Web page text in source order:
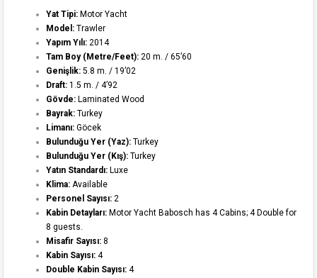
Yat Tipi: Motor Yacht
Model: Trawler
Yapım Yılı: 2014
Tam Boy (Metre/Feet): 20 m. / 65’60
Genişlik: 5.8 m. / 19’02
Draft: 1.5 m. / 4’92
Gövde: Laminated Wood
Bayrak: Turkey
Limanı: Göcek
Bulunduğu Yer (Yaz): Turkey
Bulunduğu Yer (Kış): Turkey
Yatın Standardı: Luxe
Klima: Available
Personel Sayısı: 2
Kabin Detayları: Motor Yacht Babosch has 4 Cabins; 4 Double for
8 guests.
Misafir Sayısı: 8
Kabin Sayısı: 4
Double Kabin Sayısı: 4